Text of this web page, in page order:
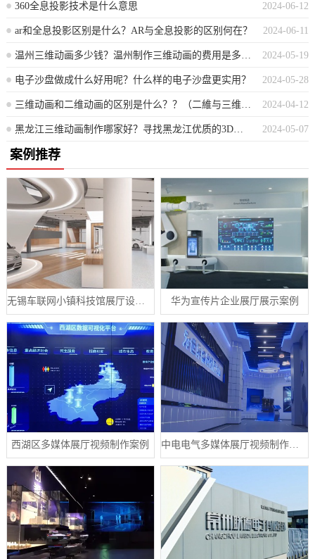
2024-06-12
360全息投影技术是什么意思
2024-06-11
ar和全息投影区别是什么？AR与全息投影的区别何在？
2024-05-19
温州三维动画多少钱？温州制作三维动画的费用是多少？
2024-05-28
电子沙盘做成什么好用呢？什么样的电子沙盘更实用？
2024-04-12
三维动画和二维动画的区别是什么？？（二維与三维动画的主要区别探讨）
2024-05-07
黑龙江三维动画制作哪家好？寻找黑龙江优质的3D动画制作公司推荐
案例推荐
无锡车联网小镇科技馆展厅设计案例 华为宣传片企业展厅展示案例
西湖区多媒体展厅视频制作案例 中电电气多媒体展厅视频制作案例